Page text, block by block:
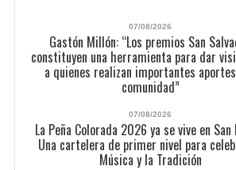
07/08/2026
Gastón Millón: “Los premios San
constituyen una herramienta para dar
a quienes realizan importantes
comunidad”
07/08/2026
La Peña Colorada 2026 ya se vive en San
Una cartelera de primer nivel para
Música y la Tradición